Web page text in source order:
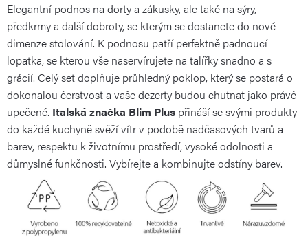
cena:
Elegantní podnos na dorty a zákusky, ale také na sýry,
předkrmy a další dobroty, se kterým se dostanete do nové
dimenze stolování. K podnosu patří perfektně padnoucí
lopatka, se kterou vše naservírujete na talířky snadno a s
grácií. Celý set doplňuje průhledný poklop, který se postará o
dokonalou čerstvost a vaše dezerty budou chutnat jako právě
upečené. Italská značka Blim Plus přináší se svými produkty
do každé kuchyně svěží vítr v podobě nadčasových tvarů a
barev, respektu k životnímu prostředí, vysoké odolnosti a
důmyslné funkčnosti. Vybírejte a kombinujte odstíny barev.